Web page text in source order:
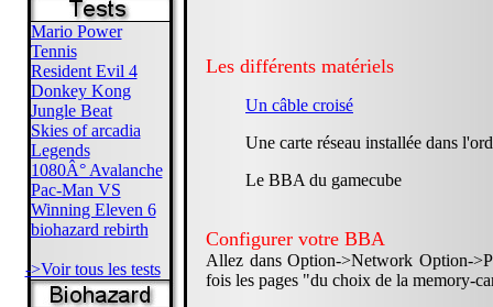
Mario Power
Tennis
Resident Evil 4
Donkey Kong
Jungle Beat
Skies of arcadia
Legends
1080Â° Avalanche
Pac-Man VS
Winning Eleven 6
biohazard rebirth
->Voir tous les tests
Les différents matériels
Un câble croisé
Une carte réseau installée dans
Le BBA du gamecube
Configurer votre BBA
Allez dans Option->Network Option-
fois les pages "du choix de la memory-